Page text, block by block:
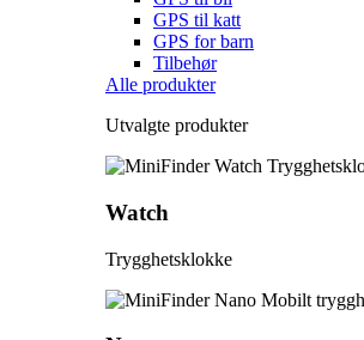
GPS til katt
GPS for barn
Tilbehør
Alle produkter
Utvalgte produkter
Watch
Trygghetsklokke